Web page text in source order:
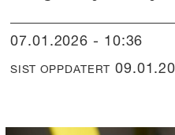
07.01.2026 - 10:36
SIST OPPDATERT